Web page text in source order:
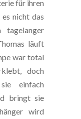
für ihren
nicht das
tagelanger
läuft
war total
doch
einfach
bringt sie
wird